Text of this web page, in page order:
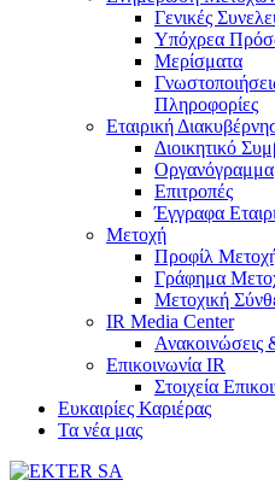
Γενικές
Υπόχρεα
Μερίσματα
Πληροφορίες
Εταιρική
Διοικητικό
Οργανόγραμμα
Επιτροπές
Έγγραφα
Μετοχή
Προφίλ
Γράφημα
Μετοχική
IR Media Center
Ανακοινώσεις
Επικοινωνία IR
Στοιχεία
Ευκαιρίες Καριέρας
Τα νέα μας